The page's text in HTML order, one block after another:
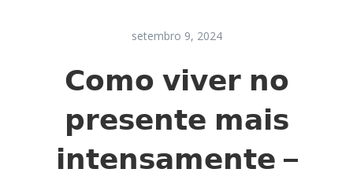
setembro 9, 2024
𝗖𝗼𝗺𝗼 𝘃𝗶𝘃𝗲𝗿 𝗻𝗼
𝗽𝗿𝗲𝘀𝗲𝗻𝘁𝗲 𝗺𝗮𝗶𝘀
𝗶𝗻𝘁𝗲𝗻𝘀𝗮𝗺𝗲𝗻𝘁𝗲 –